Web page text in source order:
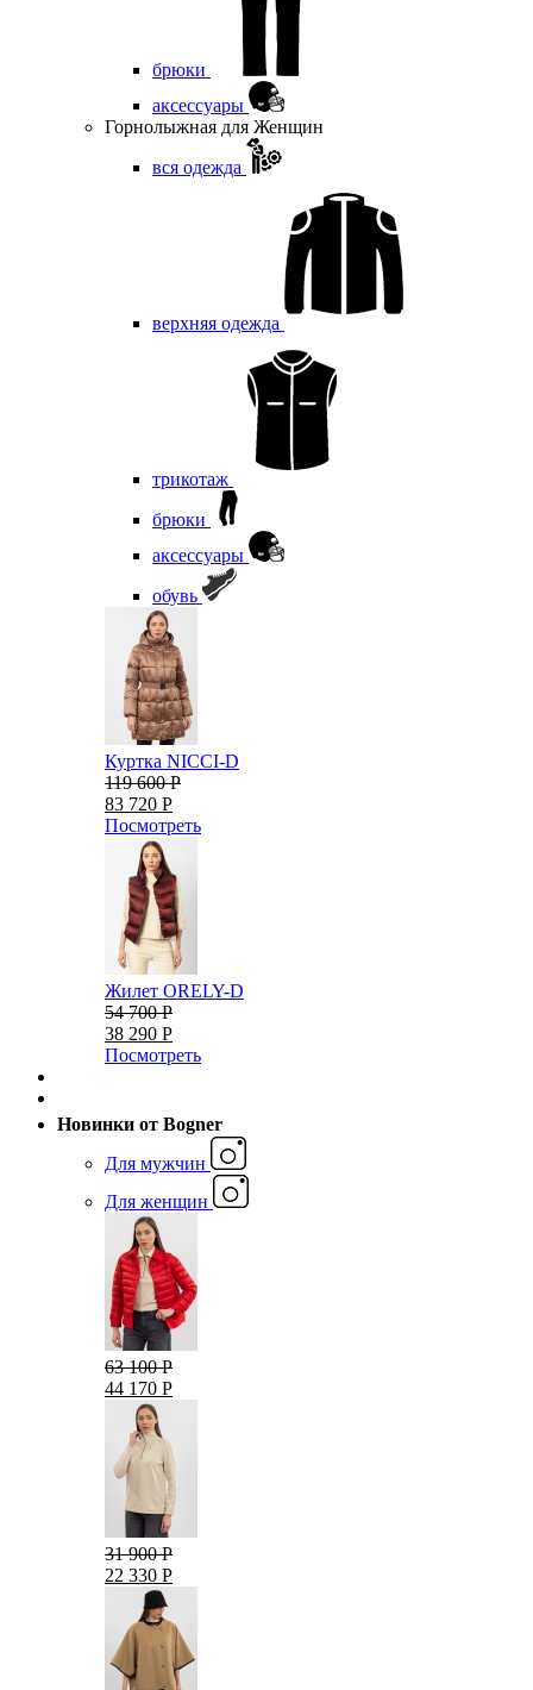
брюки
аксессуары
Горнолыжная для Женщин
вся одежда
верхняя одежда
трикотаж
брюки
аксессуары
обувь
Куртка NICCI-D
119 600 Р
83 720 Р
Посмотреть
Жилет ORELY-D
54 700 Р
38 290 Р
Посмотреть
Новинки от Bogner
Для мужчин
Для женщин
63 100 Р
44 170 Р
31 900 Р
22 330 Р